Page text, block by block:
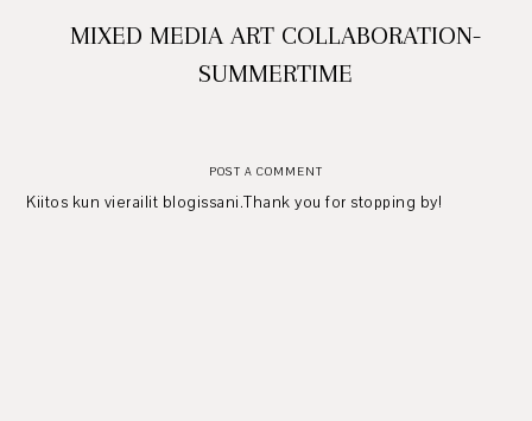
MIXED MEDIA ART COLLABORATION-
SUMMERTIME
POST A COMMENT
Kiitos kun vierailit blogissani.Thank you for stopping by!